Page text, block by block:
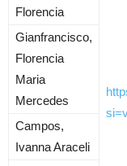
Florencia
Gianfrancisco,
Florencia
Maria
Mercedes
Campos,
Ivanna Araceli